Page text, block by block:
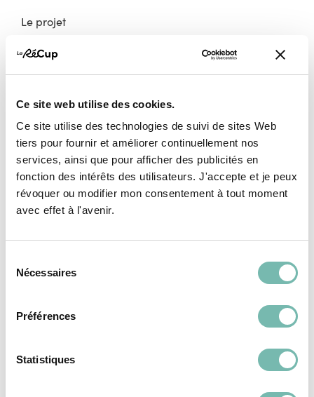
Ce site web utilise des cookies.
Ce site utilise des technologies de suivi de sites Web
tiers pour fournir et améliorer continuellement nos
services, ainsi que pour afficher des publicités en
fonction des intérêts des utilisateurs. J'accepte et je peux
révoquer ou modifier mon consentement à tout moment
avec effet à l'avenir.
Nécessaires
Préférences
Statistiques
Le projet
Nos membres vendeurs
Maison & Déco
Mode
Électro
Bricolage & Matériaux
Livres & Culture
Pépites
Retours et remboursement